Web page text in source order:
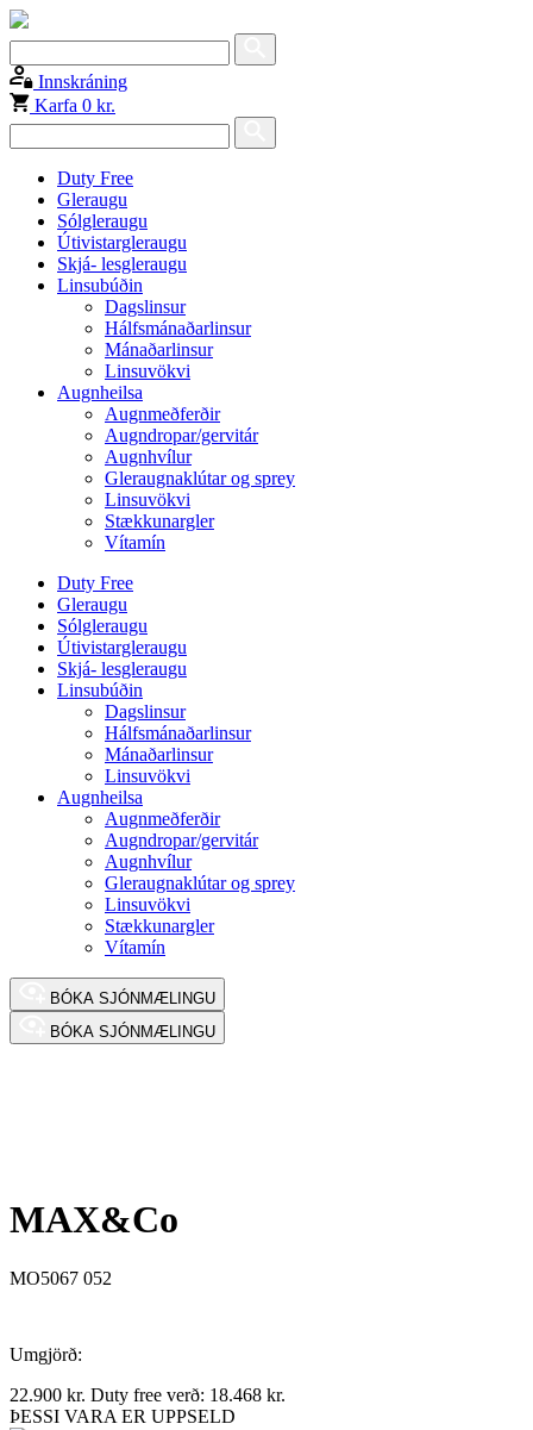
Innskráning
Karfa 0 kr.
Duty Free
Gleraugu
Sólgleraugu
Útivistargleraugu
Skjá- lesgleraugu
Linsubúðin
Dagslinsur
Hálfsmánaðarlinsur
Mánaðarlinsur
Linsuvökvi
Augnheilsa
Augnmeðferðir
Augndropar/gervitár
Augnhvílur
Gleraugnaklútar og sprey
Linsuvökvi
Stækkunargler
Vítamín
Duty Free
Gleraugu
Sólgleraugu
Útivistargleraugu
Skjá- lesgleraugu
Linsubúðin
Dagslinsur
Hálfsmánaðarlinsur
Mánaðarlinsur
Linsuvökvi
Augnheilsa
Augnmeðferðir
Augndropar/gervitár
Augnhvílur
Gleraugnaklútar og sprey
Linsuvökvi
Stækkunargler
Vítamín
BÓKA SJÓNMÆLINGU
BÓKA SJÓNMÆLINGU
MAX&Co
MO5067 052
Umgjörð:
22.900 kr. Duty free verð: 18.468 kr.
ÞESSI VARA ER UPPSELD